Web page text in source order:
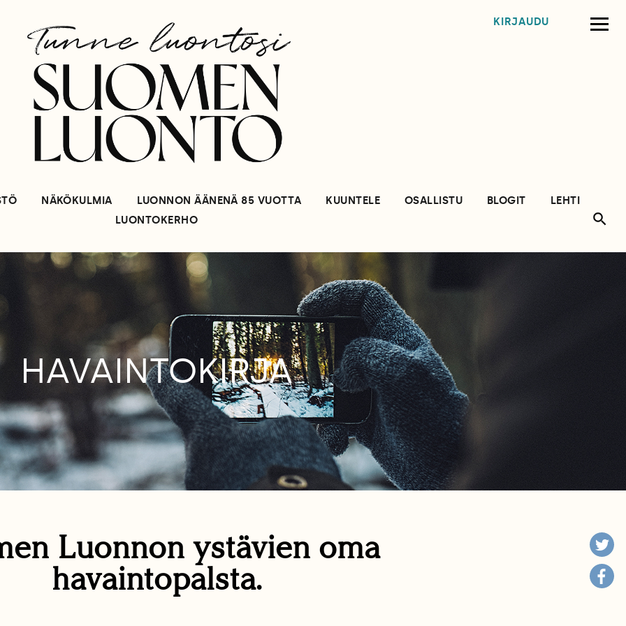
KIRJAUDU
NÄKÖKULMIA LUONNON ÄÄNENÄ 85 VUOTTA KUUNTELE OSALLISTU BLOGIT
LEHTI
LUONTOKERHO
HAVAINTOKIRJA
Luonnon ystävien oma
havaintopalsta.